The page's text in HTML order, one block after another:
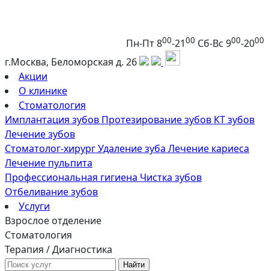
Пн-Пт 800-2100 Сб-Вс 900-2000
г.Москва, Беломорская д. 26
Акции
О клинике
Стоматология
Имплантация зубов Протезирование зубов КТ зубов
Лечение зубов
Стоматолог-хирургУдаление зуба Лечение кариеса
Лечение пульпита
Профессиональная гигиена Чистка зубов
Отбеливание зубов
Услуги
Взрослое отделение
Стоматология
Терапия / Диагностика